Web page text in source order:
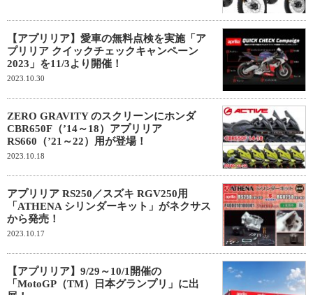
【アプリリア】愛車の無料点検を実施「ア
プリリア クイックチェックキャンペーン
2023」を11/3より開催！
2023.10.30
ZERO GRAVITY のスクリーンにホンダ
CBR650F（’14～18）アプリリア
RS660（’21～22）用が登場！
2023.10.18
アプリリア RS250／スズキ RGV250用
「ATHENA シリンダーキット」がネクサス
から発売！
2023.10.17
【アプリリア】9/29～10/1開催の
「MotoGP（TM）日本グランプリ」に出